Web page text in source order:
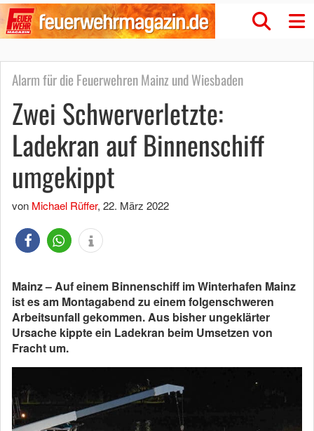
Alarm für die Feuerwehren Mainz und Wiesbaden
Zwei Schwerverletzte:
Ladekran auf Binnenschiff
umgekippt
von Michael Rüffer, 22. März 2022
Mainz – Auf einem Binnenschiff im Winterhafen Mainz
ist es am Montagabend zu einem folgenschweren
Arbeitsunfall gekommen. Aus bisher ungeklärter
Ursache kippte ein Ladekran beim Umsetzen von
Fracht um.